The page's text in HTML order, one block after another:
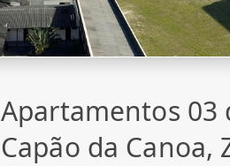
Apartamentos
Capão da Canoa,